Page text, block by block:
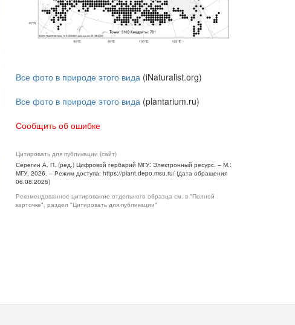
Все фото в природе этого вида (iNaturalist.org)
Все фото в природе этого вида (plantarium.ru)
Сообщить об ошибке
Цитировать для публикации (сайт)
Серегин А. П. (ред.) Цифровой гербарий МГУ: Электронный ресурс. – М.:
МГУ, 2026. – Режим доступа: https://plant.depo.msu.ru/ (дата обращения
06.08.2026)
Рекомендованное цитирование отдельного образца см. в "Полной
карточке", раздел "Цитировать для публикации"